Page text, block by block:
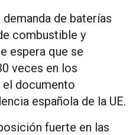
de baterías
combustible y
espera que se
veces en los
el documento
española de la UE.
fuerte en las